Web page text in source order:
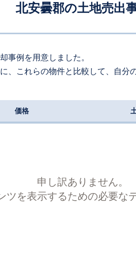
北安曇郡の土地売出
事例を用意しました。
、これらの物件と比較して、自分
価格
申し訳ありません。
ツを表示するための必要な